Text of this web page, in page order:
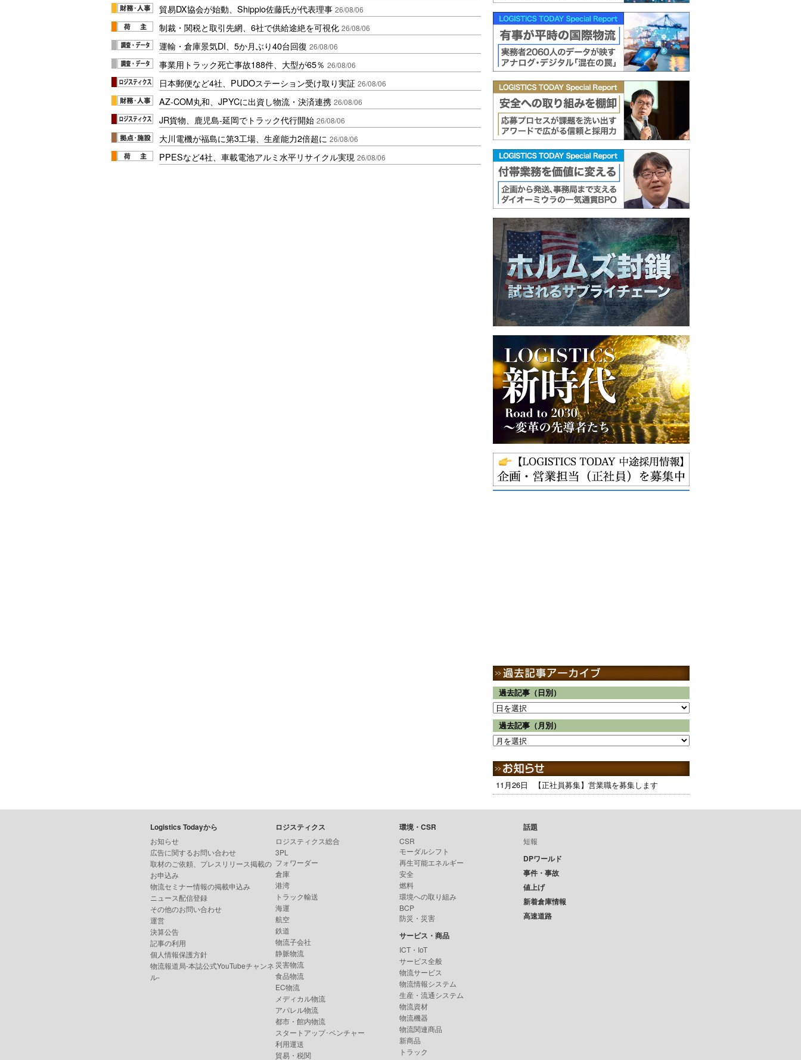
貿易DX協会が始動、Shippio佐藤氏が代表理事 26/08/06
制裁・関税と取引先網、6社で供給途絶を可視化 26/08/06
運輸・倉庫景気DI、5か月ぶり40台回復 26/08/06
事業用トラック死亡事故188件、大型が65％ 26/08/06
日本郵便など4社、PUDOステーション受け取り実証 26/08/06
AZ-COM丸和、JPYCに出資し物流・決済連携 26/08/06
JR貨物、鹿児島-延岡でトラック代行開始 26/08/06
大川電機が福島に第3工場、生産能力2倍超に 26/08/06
PPESなど4社、車載電池アルミ水平リサイクル実現 26/08/06
過去記事（日別）
過去記事（月別）
11月26日 【正社員募集】営業職を募集します
Logistics Todayから
お知らせ
広告に関するお問い合わせ
取材のご依頼、プレスリリース掲載の
お申込み
物流セミナー情報の掲載申込み
ニュース配信登録
その他のお問い合わせ
運営
決算公告
記事の利用
個人情報保護方針
物流報道局-本誌公式YouTubeチャンネ
ル-
ロジスティクス
ロジスティクス総合
3PL
フォワーダー
倉庫
港湾
トラック輸送
海運
航空
鉄道
物流子会社
静脈物流
災害物流
食品物流
EC物流
メディカル物流
アパレル物流
都市・館内物流
スタートアップ･ベンチャー
利用運送
貿易・税関
環境・CSR
CSR
モーダルシフト
再生可能エネルギー
安全
燃料
環境への取り組み
BCP
防災・災害
サービス・商品
ICT・IoT
サービス全般
物流サービス
物流情報システム
生産・流通システム
物流資材
物流機器
物流関連商品
新商品
トラック
話題
短報
DPワールド
事件・事故
値上げ
新着倉庫情報
高速道路